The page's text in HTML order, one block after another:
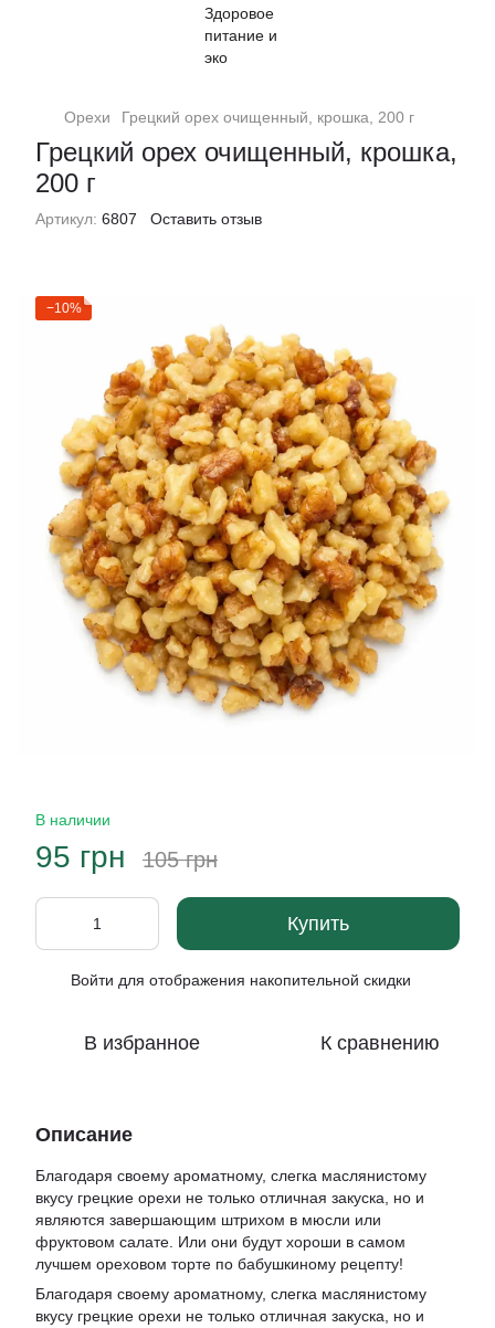
Орехи Грецкий орех очищенный, крошка, 200 г
Грецкий орех очищенный, крошка,
200 г
Артикул: 6807 Оставить отзыв
−10%
В наличии
95 грн 105 грн
Купить
Войти для отображения накопительной скидки
В избранное К сравнению
Описание
Благодаря своему ароматному, слегка маслянистому
вкусу грецкие орехи не только отличная закуска, но и
являются завершающим штрихом в мюсли или
фруктовом салате. Или они будут хороши в самом
лучшем ореховом торте по бабушкиному рецепту!
Благодаря своему ароматному, слегка маслянистому
вкусу грецкие орехи не только отличная закуска, но и